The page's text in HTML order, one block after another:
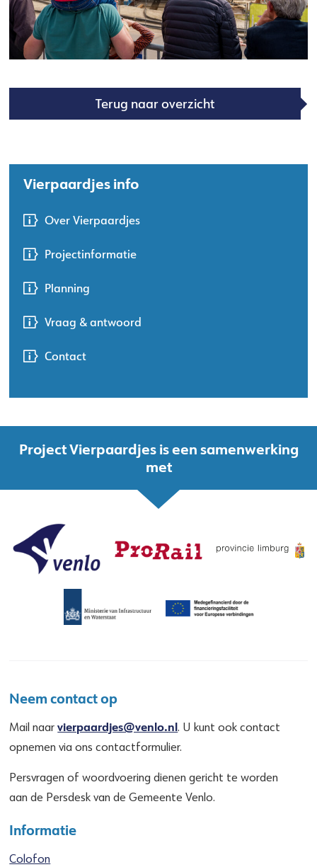
Terug naar overzicht
Vierpaardjes info
Over Vierpaardjes
Projectinformatie
Planning
Vraag & antwoord
Contact
Project Vierpaardjes is een samenwerking
met
Neem contact op
Mail naarvierpaardjes@venlo.nl. U kunt ook contact
opnemen via ons contactformulier.
Persvragen of woordvoering dienen gericht te worden
aan de Persdesk van de Gemeente Venlo.
Informatie
Colofon